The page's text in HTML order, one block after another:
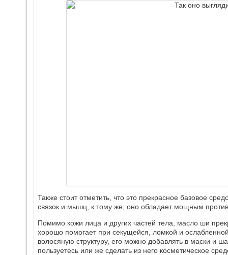
Также стоит отметить, что это прекрасное базовое
связок и мышц, к тому же, оно обладает мощным
Помимо кожи лица и других частей тела, масло ши
хорошо помогает при секущейся, ломкой и
волосяную структуру, его можно добавлять в маски и
пользуетесь или же сделать из него косметическое